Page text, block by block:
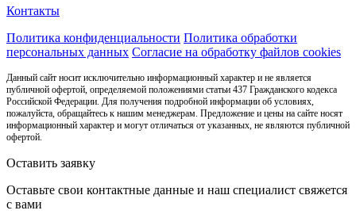
Контакты
Политика конфиденциальности Политика обработки
персональных данных Согласие на обработку файлов cookies
Данный сайт носит исключительно информационный характер и не является
публичной офертой, определяемой положениями статьи 437 Гражданского кодекса
Российской Федерации. Для получения подробной информации об условиях,
пожалуйста, обращайтесь к нашим менеджерам. Предложение и цены на сайте носят
информационный характер и могут отличаться от указанных, не являются публичной
офертой.
Оставить заявку
Оставьте свои контактные данные и наш специалист свяжется
с вами